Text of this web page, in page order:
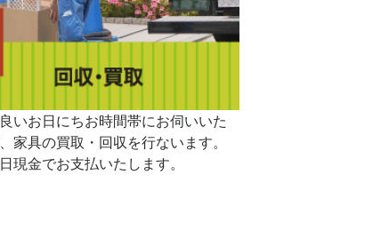
いお日にちお時間帯にお伺いいた
家具の買取・回収を行ないます。
現金でお支払いたします。